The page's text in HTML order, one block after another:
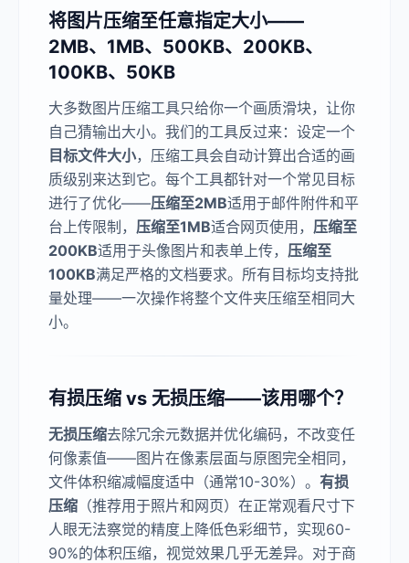
将图片压缩至任意指定大小——
2MB、1MB、500KB、200KB、
100KB、50KB
大多数图片压缩工具只给你一个画质滑块，让你
自己猜输出大小。我们的工具反过来：设定一个
目标文件大小，压缩工具会自动计算出合适的画
质级别来达到它。每个工具都针对一个常见目标
进行了优化——压缩至2MB适用于邮件附件和平
台上传限制， 压缩至1MB适合网页使用， 压缩至
200KB适用于头像图片和表单上传， 压缩至
100KB满足严格的文档要求。所有目标均支持批
量处理——一次操作将整个文件夹压缩至相同大
小。
有损压缩 vs 无损压缩——该用哪个？
无损压缩去除冗余元数据并优化编码，不改变任
何像素值——图片在像素层面与原图完全相同，
文件体积缩减幅度适中（通常10-30%）。 有损
压缩 （推荐用于照片和网页）在正常观看尺寸下
人眼无法察觉的精度上降低色彩细节，实现60-
90%的体积压缩，视觉效果几乎无差异。对于商